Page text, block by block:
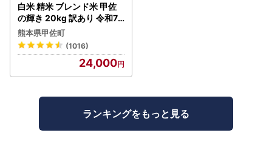
白米 精米 ブレンド米 甲佐
の輝き 20kg 訳あり 令和7
年産 【価格改定ZS】
熊本県甲佐町
(1016)
24,000
ランキングをもっと見る